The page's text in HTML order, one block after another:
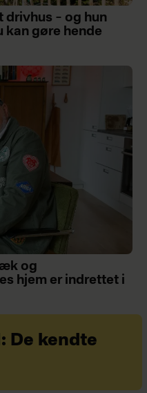
drivhus – og hun
kan gøre hende
og
hjem er indrettet i
De kendte